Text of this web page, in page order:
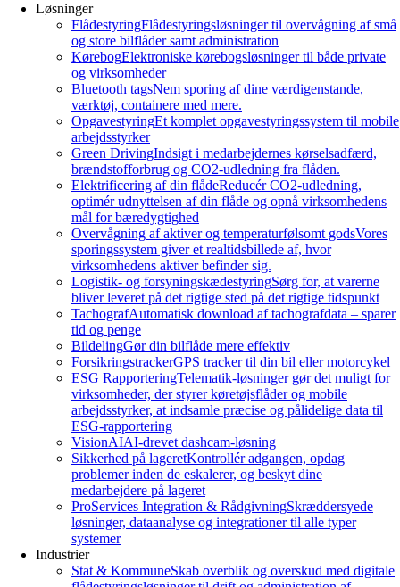
Løsninger
FlådestyringFlådestyringsløsninger til overvågning af små
og store bilflåder samt administration
KørebogElektroniske kørebogsløsninger til både private
og virksomheder
Bluetooth tagsNem sporing af dine værdigenstande,
værktøj, containere med mere.
OpgavestyringEt komplet opgavestyringssystem til mobile
arbejdsstyrker
Green DrivingIndsigt i medarbejdernes kørselsadfærd,
brændstofforbrug og CO2-udledning fra flåden.
Elektrificering af din flådeReducér CO2-udledning,
optimér udnyttelsen af din flåde og opnå virksomhedens
mål for bæredygtighed
Overvågning af aktiver og temperaturfølsomt godsVores
sporingssystem giver et realtidsbillede af, hvor
virksomhedens aktiver befinder sig.
Logistik- og forsyningskædestyringSørg for, at varerne
bliver leveret på det rigtige sted på det rigtige tidspunkt
TachografAutomatisk download af tachografdata – sparer
tid og penge
BildelingGør din bilflåde mere effektiv
ForsikringstrackerGPS tracker til din bil eller motorcykel
ESG RapporteringTelematik-løsninger gør det muligt for
virksomheder, der styrer køretøjsflåder og mobile
arbejdsstyrker, at indsamle præcise og pålidelige data til
ESG-rapportering
VisionAIAI-drevet dashcam-løsning
Sikkerhed på lageretKontrollér adgangen, opdag
problemer inden de eskalerer, og beskyt dine
medarbejdere på lageret
ProServices Integration & RådgivningSkræddersyede
løsninger, dataanalyse og integrationer til alle typer
systemer
Industrier
Stat & KommuneSkab overblik og overskud med digitale